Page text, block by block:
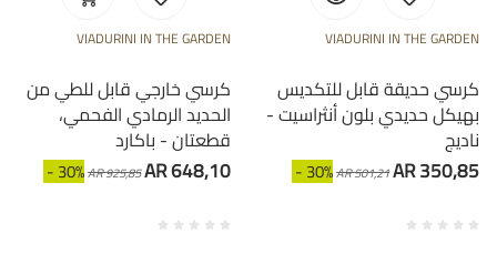
VIADURINI IN THE GARDEN
كرسي خارجي قابل للطي من
الحديد الرمادي الفحمي،
قطعتان - باكارد
- 30%AR 925,85AR 648,10
VIADURINI IN THE GARDEN
كرسي حديقة قابل للتكديس
بهيكل حديدي بلون أنثراسيت -
ناديج
- 30%AR 501,21AR 350,85